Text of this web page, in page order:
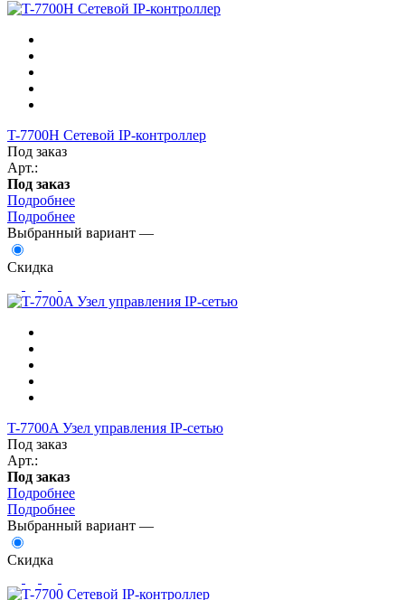
T-7700H Сетевой IP-контроллер
Под заказ
Арт.:
Под заказ
Подробнее
Подробнее
Выбранный вариант —
Скидка
T-7700A Узел управления IP-сетью
Под заказ
Арт.:
Под заказ
Подробнее
Подробнее
Выбранный вариант —
Скидка